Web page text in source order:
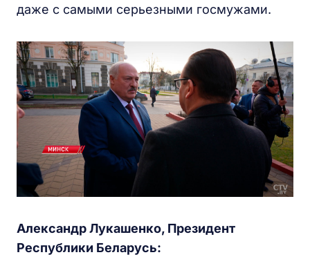
даже с самыми серьезными госмужами.
Александр Лукашенко, Президент
Республики Беларусь: